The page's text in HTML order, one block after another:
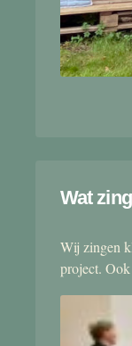
Wat
Wij zingen
project.